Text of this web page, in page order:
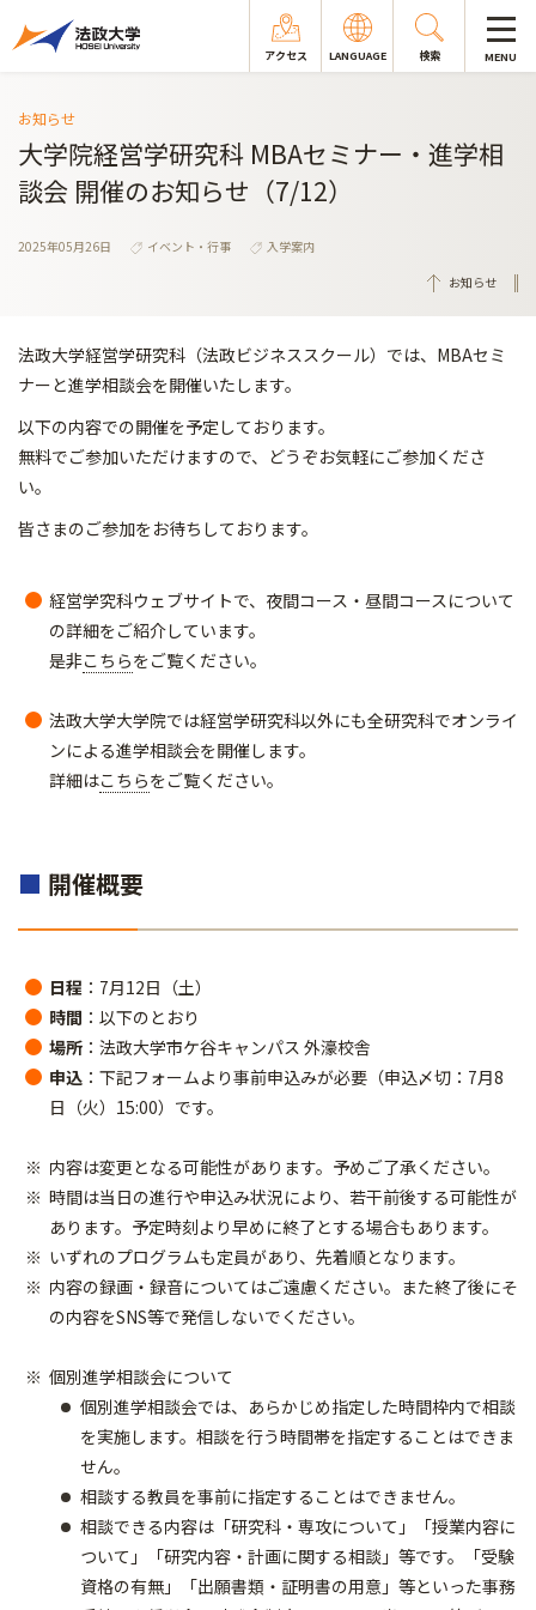
アクセス LANGUAGE 検索 MENU
お知らせ
大学院経営学研究科 MBAセミナー・進学相
談会 開催のお知らせ（7/12）
2025年05月26日 イベント・行事
入学案内
お知らせ
法政大学経営学研究科（法政ビジネススクール）では、MBAセミ
ナーと進学相談会を開催いたします。
以下の内容での開催を予定しております。
無料でご参加いただけますので、どうぞお気軽にご参加くださ
い。
皆さまのご参加をお待ちしております。
経営学究科ウェブサイトで、夜間コース・昼間コースについて
の詳細をご紹介しています。
是非こちらをご覧ください。
法政大学大学院では経営学研究科以外にも全研究科でオンライ
ンによる進学相談会を開催します。
詳細はこちらをご覧ください。
■ 開催概要
日程 ：7月12日（土）
時間 ：以下のとおり
場所 ：法政大学市ケ谷キャンパス 外濠校舎
申込 ：下記フォームより事前申込みが必要（申込〆切：7月8
日（火）15:00）です。
内容は変更となる可能性があります。予めご了承ください。
時間は当日の進行や申込み状況により、若干前後する可能性が
あります。予定時刻より早めに終了とする場合もあります。
いずれのプログラムも定員があり、先着順となります。
内容の録画・録音についてはご遠慮ください。また終了後にそ
の内容をSNS等で発信しないでください。
個別進学相談会について
個別進学相談会では、あらかじめ指定した時間枠内で相談
を実施します。相談を行う時間帯を指定することはできま
せん。
相談する教員を事前に指定することはできません。
相談できる内容は「研究科・専攻について」「授業内容に
ついて」「研究内容・計画に関する相談」等です。「受験
資格の有無」「出願書類・証明書の用意」等といった事務